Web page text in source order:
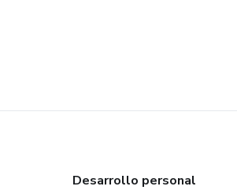
Desarrollo personal